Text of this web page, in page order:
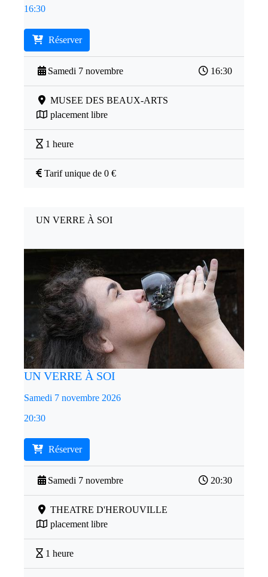
16:30
Réserver
Samedi 7 novembre 16:30
MUSEE DES BEAUX-ARTS
placement libre
1 heure
Tarif unique de 0 €
UN VERRE À SOI
UN VERRE À SOI
Samedi 7 novembre 2026
20:30
Réserver
Samedi 7 novembre 20:30
THEATRE D'HEROUVILLE
placement libre
1 heure